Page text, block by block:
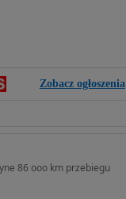
Zobacz ogłoszenia
86 ooo km przebiegu